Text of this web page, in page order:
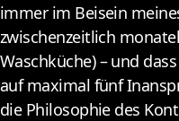
immer im Beisein
zwischenzeitlich
Waschküche) – und
auf maximal fünf
die Philosophie des